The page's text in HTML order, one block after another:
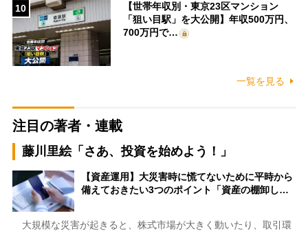
10
【世帯年収別・東京23区マンション
「狙い目駅」を大公開】年収500万円、
700万円で…
一覧を見る
注目の著者・連載
藤川里絵「さあ、投資を始めよう！」
【資産運用】大災害時に慌てないために平時から
備えておきたい3つのポイント「資産の棚卸し…
大規模な災害が起きると、株式市場が大きく動いたり、取引環